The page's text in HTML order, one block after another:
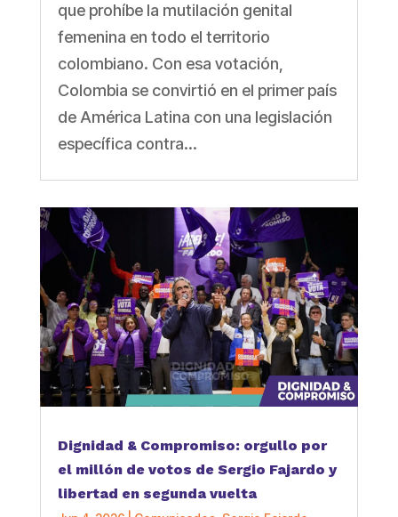
que prohíbe la mutilación genital
femenina en todo el territorio
colombiano. Con esa votación,
Colombia se convirtió en el primer país
de América Latina con una legislación
específica contra...
Dignidad & Compromiso: orgullo por
el millón de votos de Sergio Fajardo y
libertad en segunda vuelta